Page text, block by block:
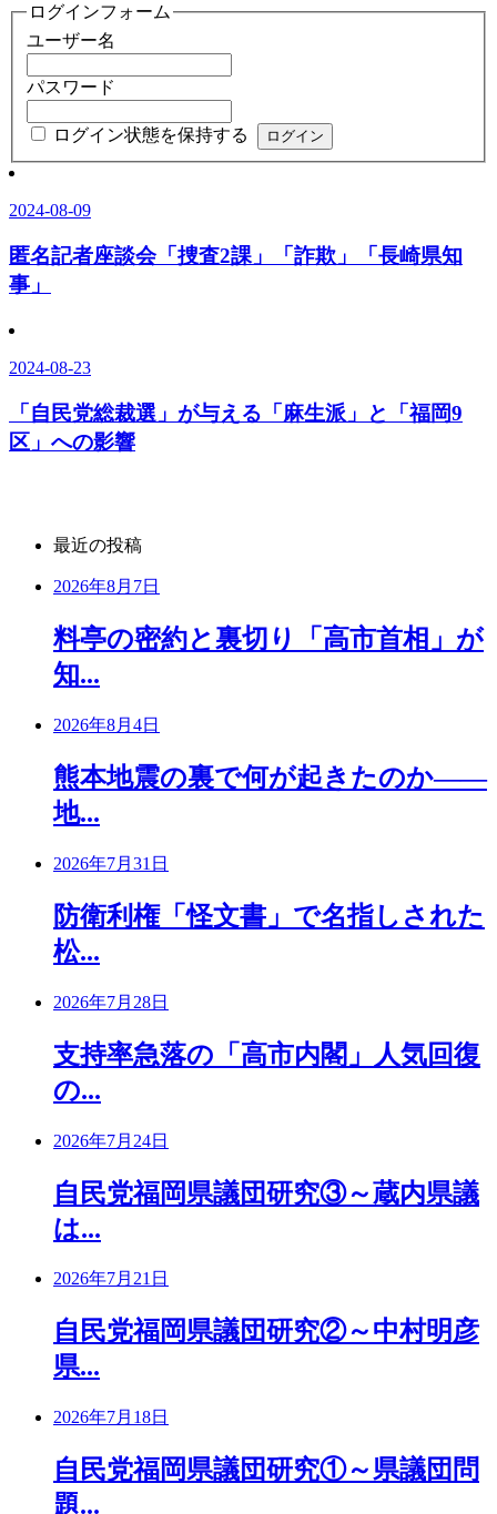
ログインフォーム
ユーザー名
パスワード
ログイン状態を保持する
2024-08-09
匿名記者座談会「捜査2課」「詐欺」「長崎県知
事」
2024-08-23
「自民党総裁選」が与える「麻生派」と「福岡9
区」への影響
最近の投稿
2026年8月7日
料亭の密約と裏切り「高市首相」が
知...
2026年8月4日
熊本地震の裏で何が起きたのか――
地...
2026年7月31日
防衛利権「怪文書」で名指しされた
松...
2026年7月28日
支持率急落の「高市内閣」人気回復
の...
2026年7月24日
自民党福岡県議団研究③～蔵内県議
は...
2026年7月21日
自民党福岡県議団研究②～中村明彦
県...
2026年7月18日
自民党福岡県議団研究①～県議団問
題...